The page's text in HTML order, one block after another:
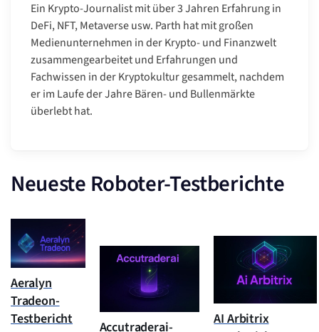
Ein Krypto-Journalist mit über 3 Jahren Erfahrung in
DeFi, NFT, Metaverse usw. Parth hat mit großen
Medienunternehmen in der Krypto- und Finanzwelt
zusammengearbeitet und Erfahrungen und
Fachwissen in der Kryptokultur gesammelt, nachdem
er im Laufe der Jahre Bären- und Bullenmärkte
überlebt hat.
Neueste Roboter-Testberichte
Aeralyn
Tradeon-
Testbericht
Accutraderai-
AI Arbitrix